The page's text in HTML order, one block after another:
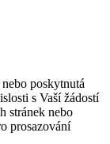
poskytnutá
s Vaší žádostí
stránek nebo
prosazování